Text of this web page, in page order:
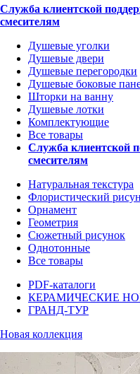
Служба клиентской
смесителям
Душевые уголки
Душевые двери
Душевые перегородки
Душевые боковые
Шторки на ванну
Душевые лотки
Комплектующие
Все товары
Служба клиентской
смесителям
Натуральная текстура
Флористический
Орнамент
Геометрия
Сюжетный рисунок
Однотонные
Все товары
PDF-каталоги
КЕРАМИЧЕСКИЕ
ГРАНД-ТУР
Новая коллекция